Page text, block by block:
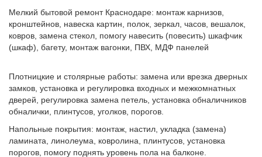
Мелкий бытовой ремонт Краснодаре: монтаж карнизов,
кронштейнов, навеска картин, полок, зеркал, часов, вешалок,
ковров, замена стекол, помогу навесить (повесить) шкафчик
(шкаф), багету, монтаж вагонки, ПВХ, МДФ панелей
Плотницкие и столярные работы: замена или врезка дверных
замков, установка и регулировка входных и межкомнатных
дверей, регулировка замена петель, установка обналичников
обналички, плинтусов, уголков, порогов.
Напольные покрытия: монтаж, настил, укладка (замена)
ламината, линолеума, ковролина, плинтусов, установка
порогов, помогу поднять уровень пола на балконе.